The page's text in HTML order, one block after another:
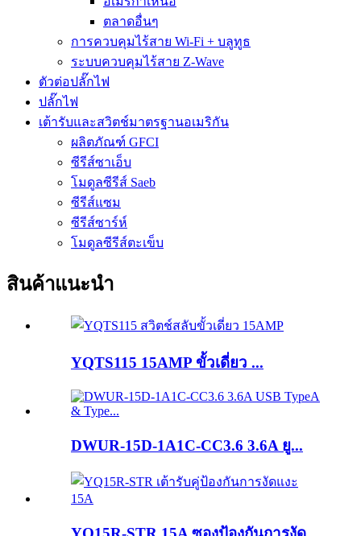
ตลาดอื่นๆ
การควบคุมไร้สาย Wi-Fi + บลูทูธ
ระบบควบคุมไร้สาย Z-Wave
ตัวต่อปลั๊กไฟ
ปลั๊กไฟ
เต้ารับและสวิตช์มาตรฐานอเมริกัน
ผลิตภัณฑ์ GFCI
ซีรีส์ซาเอ็บ
โมดูลซีรีส์ Saeb
ซีรีส์แซม
ซีรีส์ซาร์ห์
โมดูลซีรีส์ตะเข็บ
สินค้าแนะนำ
YQTS115 15AMP ขั้วเดี่ยว ...
DWUR-15D-1A1C-CC3.6 3.6A ยู...